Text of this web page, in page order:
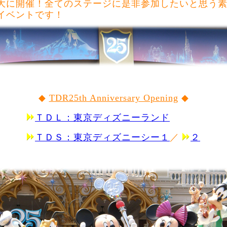
に開催！全てのステージに是非参加したいと思う
ベントです！
◆ TDR25th Anniversary Opening ◆
ＴＤＬ：東京ディズニーランド
ＴＤＳ：東京ディズニーシー１ ／ ２